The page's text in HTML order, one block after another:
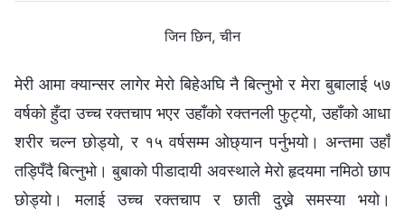
जिन छिन, चीन
मेरी आमा क्यान्सर लागेर मेरो बिहेअघि नै बित्नुभो र मेरा बुबालाई ५७
वर्षको हुँदा उच्च रक्तचाप भएर उहाँको रक्तनली फुट्यो, उहाँको आधा
शरीर चल्न छोड्यो, र १५ वर्षसम्म ओछ्यान पर्नुभयो। अन्तमा उहाँ
तड्पिँदै बित्नुभो। बुबाको पीडादायी अवस्थाले मेरो हृदयमा नमिठो छाप
छोड्यो। मलाई उच्च रक्तचाप र छाती दुख्ने समस्या भयो।